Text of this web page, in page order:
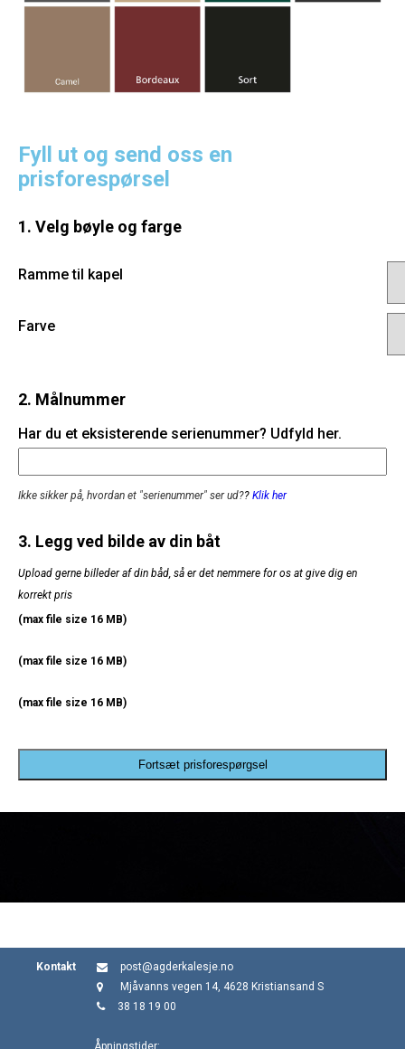
Fyll ut og send oss en
prisforespørsel
1. Velg bøyle og farge
Ramme til kapel
Farve
2. Målnummer
Har du et eksisterende serienummer? Udfyld her.
Ikke sikker på, hvordan et "serienummer" ser ud?? Klik her
3. Legg ved bilde av din båt
Upload gerne billeder af din båd, så er det nemmere for os at give dig en
korrekt pris
(max file size 16 MB)
(max file size 16 MB)
(max file size 16 MB)
Fortsæt prisforespørgsel
Kontakt
post@agderkalesje.no
Mjåvanns vegen 14, 4628 Kristiansand S
38 18 19 00
Åpningstider: